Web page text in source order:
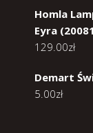
Homla
Eyra
129.00zł
Demart
5.00zł